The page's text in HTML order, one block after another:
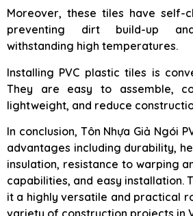
Moreover, these tiles have self-
preventing dirt build-up
withstanding high temperatures.
Installing PVC plastic tiles is
They are easy to assemble,
lightweight, and reduce
In conclusion, Tôn Nhựa Giả Ngói
advantages including durability,
insulation, resistance to warping
capabilities, and easy installation.
it a highly versatile and practical